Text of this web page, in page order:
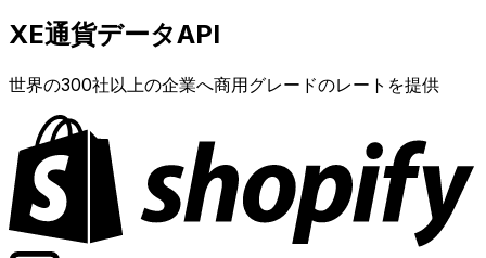
XE通貨データAPI
世界の300社以上の企業へ商用グレードのレートを提供